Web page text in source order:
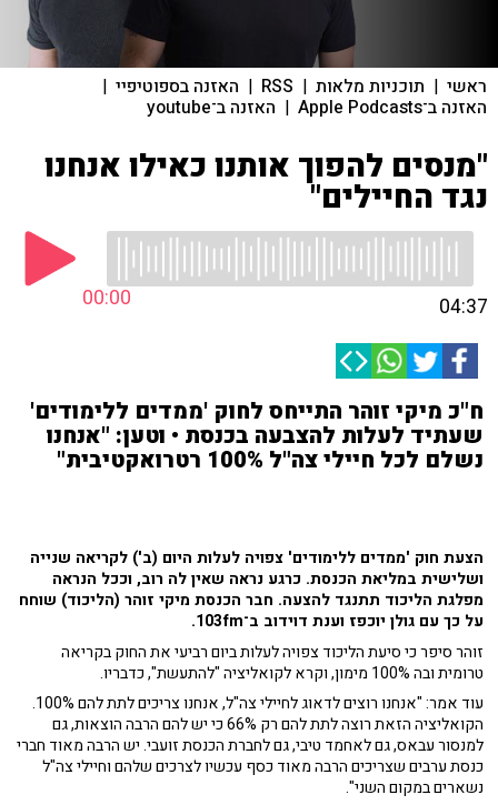
ראשי | תוכניות מלאות |
RSS
| האזנה בספוטיפיי |
האזנה ב־Apple Podcasts | האזנה ב־youtube
"מנסים להפוך אותנו כאילו אנחנו
נגד החיילים"
00:00 04:37
ח"כ מיקי זוהר התייחס לחוק 'ממדים ללימודים'
שעתיד לעלות להצבעה בכנסת • וטען: "אנחנו
נשלם לכל חיילי צה"ל 100% רטרואקטיבית"
הצעת חוק 'ממדים ללימודים' צפויה לעלות היום (ב') לקריאה שנייה
ושלישית במליאת הכנסת. כרגע נראה שאין לה רוב, וככל הנראה
מפלגת הליכוד תתנגד להצעה. חבר הכנסת מיקי זוהר (הליכוד) שוחח
על כך עם גולן יוכפז וענת דוידוב ב־103fm.
זוהר סיפר כי סיעת הליכוד צפויה לעלות ביום רביעי את החוק בקריאה
טרומית ובה 100% מימון, וקרא לקואליציה "להתעשת", כדבריו.
עוד אמר: "אנחנו רוצים לדאוג לחיילי צה"ל, אנחנו צריכים לתת להם 100%.
הקואליציה הזאת רוצה לתת להם רק 66% כי יש להם הרבה הוצאות, גם
למנסור עבאס, גם לאחמד טיבי, גם לחברת הכנסת זועבי. יש הרבה מאוד חברי
כנסת ערבים שצריכים הרבה מאוד כסף עכשיו לצרכים שלהם וחיילי צה"ל
נשארים במקום השני".